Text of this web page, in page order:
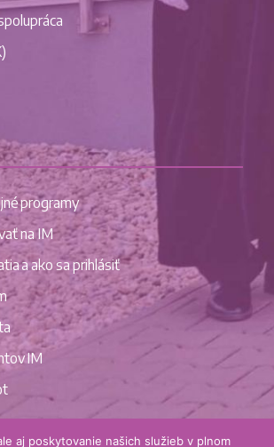
programy
na IM
a ako sa prihlásiť
IM
aj poskytovanie našich služieb v plnom